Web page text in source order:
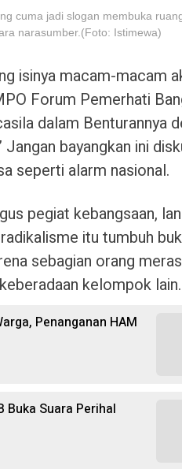
cuma jadi slogan membuka
narasumber.(Foto: Istimewa)
isinya macam-macam
Forum Pemerhati
dalam Benturannya
bayangkan ini
seperti alarm nasional.
pegiat kebangsaan,
itu tumbuh
sebagian orang
kelompok lain.
Penanganan HAM
Buka Suara Perihal